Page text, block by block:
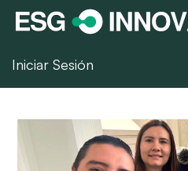
Iniciar Sesión